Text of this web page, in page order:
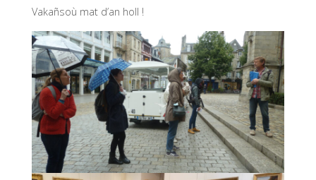
Vakañsoù mat d’an holl !